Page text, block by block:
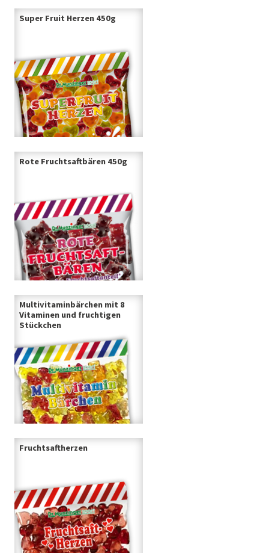
Super Fruit Herzen 450g
Rote Fruchtsaftbären 450g
Multivitaminbärchen mit 8
Vitaminen und fruchtigen
Stückchen
Fruchtsaftherzen